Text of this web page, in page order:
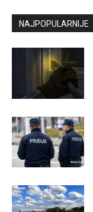
NAJPOPULARNIJE